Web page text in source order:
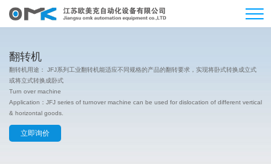
翻转机
翻转机用途： JFJ系列工业翻转机能适应不同规格的产品的翻转要求，实现将卧式转换成立式
或将立式转换成卧式
Turn over machine
Application：JFJ series of turnover machine can be used for dislocation of different vertical
& horizontal goods.
立即询价